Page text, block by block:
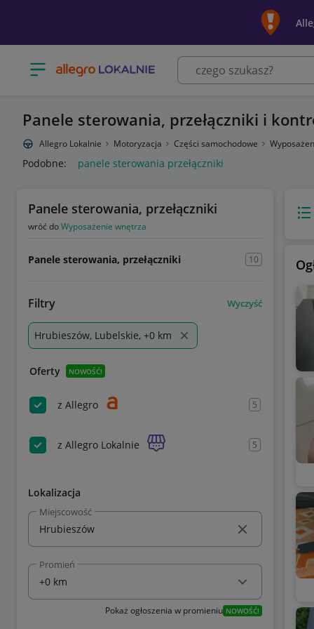
Otwórz menu z kategoriami
Panele sterowania, przełączniki i
Allegro Lokalnie Motoryzacja Części samochodowe
Podobne: panele sterowania przełączniki
Panele sterowania, przełączniki
wróć doWyposażenie wnętrza
Panele sterowania, przełączniki 10
Filtry Wyczyść
Hrubieszów, Lubelskie, +0 km
Oferty NOWOŚĆ!
z Allegro 5
z Allegro Lokalnie 5
Lokalizacja
Miejscowość
Promień
Pokaż ogłoszenia w promieniu NOWOŚĆ!